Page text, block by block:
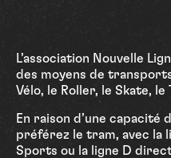
L’association Nouvelle
des moyens de
Vélo, le Roller, le Skate, le
En raison d’une capacité
préférez le tram, avec la
Sports ou la ligne D